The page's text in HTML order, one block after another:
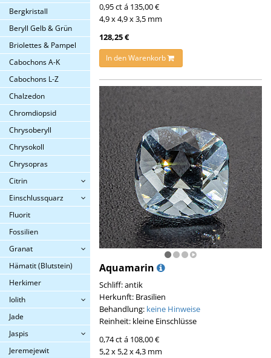
Bergkristall
Beryll Gelb & Grün
Briolettes & Pampel
Cabochons A-K
Cabochons L-Z
Chalzedon
Chromdiopsid
Chrysoberyll
Chrysokoll
Chrysopras
Citrin
Einschlussquarz
Fluorit
Fossilien
Granat
Hämatit (Blutstein)
Herkimer
Iolith
Jade
Jaspis
Jeremejewit
0,95 ct á 135,00 €
4,9 x 4,9 x 3,5 mm
128,25 €
In den Warenkorb
Aquamarin
Schliff: antik
Herkunft: Brasilien
Behandlung: keine Hinweise
Reinheit: kleine Einschlüsse
0,74 ct á 108,00 €
5,2 x 5,2 x 4,3 mm